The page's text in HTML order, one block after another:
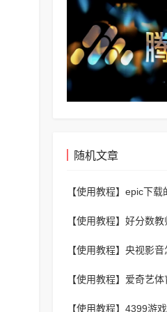
随机文章
【使用教程】 epic下载
【使用教程】 好分数教
【使用教程】 央视影音
【使用教程】 爱奇艺体
【使用教程】 4399游